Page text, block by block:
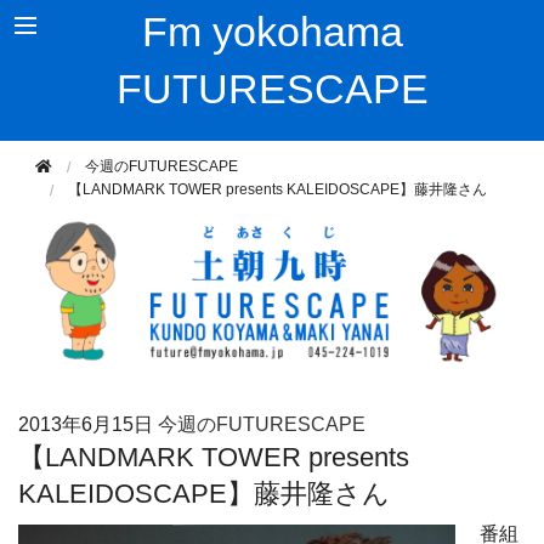
Fm yokohama
FUTURESCAPE
今週のFUTURESCAPE
【LANDMARK TOWER presents KALEIDOSCAPE】藤井隆さん
2013年6月15日 今週のFUTURESCAPE
【LANDMARK TOWER presents
KALEIDOSCAPE】藤井隆さん
番組